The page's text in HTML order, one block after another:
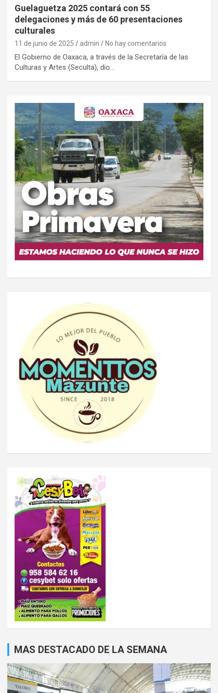
Guelaguetza 2025 contará con 55
delegaciones y más de 60 presentaciones
culturales
11 de junio de 2025 admin No hay comentarios
El Gobierno de Oaxaca, a través de la Secretaría de las
Culturas y Artes (Seculta), dio…
MAS DESTACADO DE LA SEMANA